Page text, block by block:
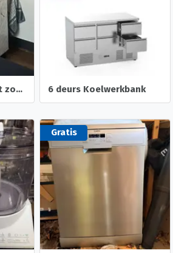
Tafelmodel koelkast zonder vriesvak 6 deurs Koelwerkbank
Gratis